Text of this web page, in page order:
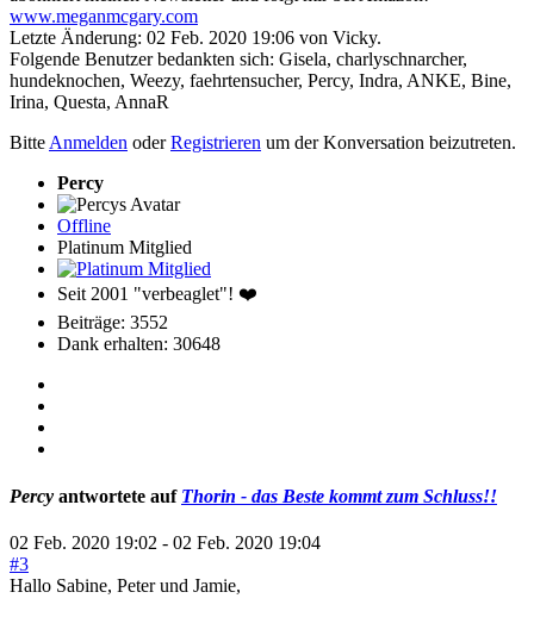
www.meganmcgary.com
Letzte Änderung: 02 Feb. 2020 19:06 von Vicky.
Folgende Benutzer bedankten sich: Gisela, charlyschnarcher,
hundeknochen, Weezy, faehrtensucher, Percy, Indra, ANKE, Bine,
Irina, Questa, AnnaR
BitteAnmelden oderRegistrieren um der Konversation beizutreten.
Percy
Offline
Platinum Mitglied
Seit 2001 "verbeaglet"! ❤️
Beiträge: 3552
Dank erhalten: 30648
Percy antwortete auf Thorin - das Beste kommt zum Schluss!!
02 Feb. 2020 19:02 - 02 Feb. 2020 19:04
#3
Hallo Sabine, Peter und Jamie,